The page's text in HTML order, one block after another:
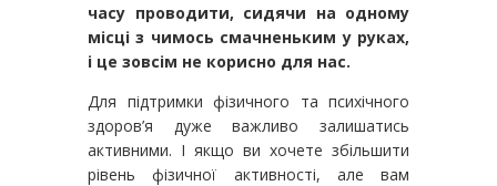
часу проводити, сидячи на одному
місці з чимось смачненьким у руках,
і це зовсім не корисно для нас.
Для підтримки фізичного та психічного
здоров’я дуже важливо залишатись
активними. І якщо ви хочете збільшити
рівень фізичної активності, але вам